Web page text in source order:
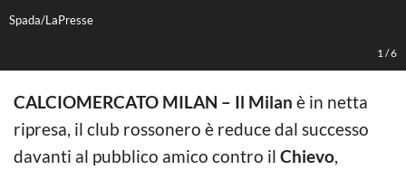
Spada/LaPresse
1 /6
CALCIOMERCATO MILAN – Il Milan è in netta
ripresa, il club rossonero è reduce dal successo
davanti al pubblico amico contro il Chievo,